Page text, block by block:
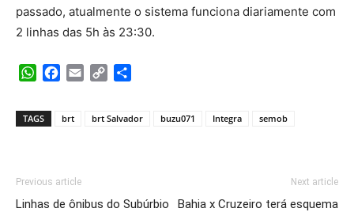
passado, atualmente o sistema funciona diariamente com
2 linhas das 5h às 23:30.
WhatsApp
Facebook
Email Copy
TAGS brt brt Salvador buzu071 Integra semob
Previous article
Linhas de ônibus do Subúrbio
Next article
Bahia x Cruzeiro terá esquema